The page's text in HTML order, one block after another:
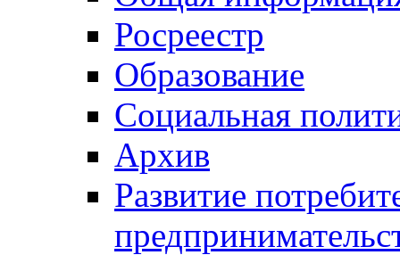
Росреестр
Образование
Социальная
Архив
Развитие